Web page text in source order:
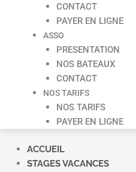
CONTACT
PAYER EN LIGNE
ASSO
PRESENTATION
NOS BATEAUX
CONTACT
NOS TARIFS
NOS TARIFS
PAYER EN LIGNE
ACCUEIL
STAGES VACANCES